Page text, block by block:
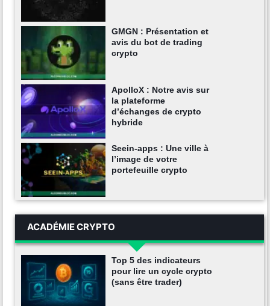
GMGN : Présentation et
avis du bot de trading
crypto
ApolloX : Notre avis sur
la plateforme
d’échanges de crypto
hybride
Seein-apps : Une ville à
l’image de votre
portefeuille crypto
ACADÉMIE CRYPTO
Top 5 des indicateurs
pour lire un cycle crypto
(sans être trader)